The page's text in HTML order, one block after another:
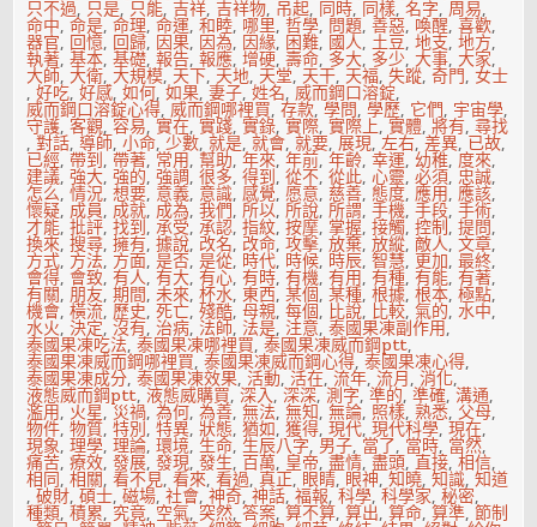
只不過, 只是, 只能,吉祥,吉祥物, 吊起, 同時, 同樣,名字,周易,
命中,命是,命理,命運,和睦, 哪里,哲學, 問題,善惡, 喚醒,喜歡,
器官, 回憶, 回歸, 因果, 因為, 因緣, 困難, 國人,土豆,地支,地方,
執著,基本,基礎,報告,報應,增硬,壽命, 多大, 多少,大事,大家,
大師,大衛,大規模, 天下, 天地, 天堂, 天干, 天福,失蹤,奇門,女士
,好吃,好感,如何,如果,妻子,姓名,威而鋼口溶錠,
威而鋼口溶錠心得,威而鋼哪裡買,存款,學問,學歷, 它們, 宇宙學,
守護,客觀,容易,實在,實踐,實錄,實際,實際上,實體,將有,尋找
,對話,導師,小命,少數,就是,就會,就要,展現,左右,差異, 已故,
已經,帶到,帶著, 常用,幫助,年來,年前,年齡,幸運, 幼稚,度來,
建議,強大,強的,強調,很多,得到,從不,從此,心靈,必須,忠誠,
怎么,情況,想要, 意義, 意識,感覺,愿意,慈善, 態度,應用,應該,
懷疑, 成員, 成就, 成為,我們,所以,所說,所謂,手機,手段,手術,
才能,批評,找到,承受,承認,指紋,按摩,掌握,接觸,控制,提問,
換來,搜尋,擁有,據說, 改名, 改命,攻擊,放棄,放縱,敵人,文章,
方式, 方法, 方面,是否,是從, 時代, 時候, 時辰,智慧, 更加,最終,
會得, 會致,有人,有大,有心,有時,有機,有用,有種,有能,有著,
有關,朋友,期間,未來,杯水,東西,某個,某種,根據,根本,極點,
機會,橫流,歷史,死亡,殘酷,母親,每個, 比說, 比較,氣的,水中,
水火,決定,沒有,治病, 法師, 法是, 注意,泰國果凍副作用,
泰國果凍吃法,泰國果凍哪裡買,泰國果凍威而鋼ptt,
泰國果凍威而鋼哪裡買,泰國果凍威而鋼心得,泰國果凍心得,
泰國果凍成分,泰國果凍效果,活動,活在,流年,流月,消化,
液態威而鋼ptt,液態威購買,深入,深深,測字,準的,準確,溝通,
濫用, 火星,災禍,為何,為善,無法,無知,無論, 照樣,熟悉,父母,
物件,物質,特別,特異,狀態,猶如,獲得,現代,現代科學,現在,
現象,理學,理論,環境,生命,生辰八字, 男子, 當了, 當時, 當然,
痛苦,療效,發展,發現,發生, 百萬, 皇帝,盡情,盡頭,直接,相信,
相同,相關,看不見,看來,看過,真正, 眼睛, 眼神,知曉,知識,知道
,破財,碩士,磁場,社會,神奇,神話,福報,科學,科學家,秘密,
種類,積累, 究竟, 空氣,突然,答案,算不算,算出,算命,算準,節制